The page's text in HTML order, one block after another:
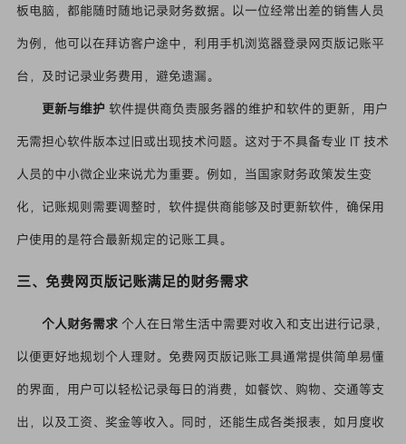
板电脑，都能随时随地记录财务数据。以一位经常出差的销售人员
为例，他可以在拜访客户途中，利用手机浏览器登录网页版记账平
台，及时记录业务费用，避免遗漏。
更新与维护 软件提供商负责服务器的维护和软件的更新，用户
无需担心软件版本过旧或出现技术问题。这对于不具备专业 IT 技术
人员的中小微企业来说尤为重要。例如，当国家财务政策发生变
化，记账规则需要调整时，软件提供商能够及时更新软件，确保用
户使用的是符合最新规定的记账工具。
三、免费网页版记账满足的财务需求
个人财务需求个人在日常生活中需要对收入和支出进行记录，
以便更好地规划个人理财。免费网页版记账工具通常提供简单易懂
的界面，用户可以轻松记录每日的消费，如餐饮、购物、交通等支
出，以及工资、奖金等收入。同时，还能生成各类报表，如月度收